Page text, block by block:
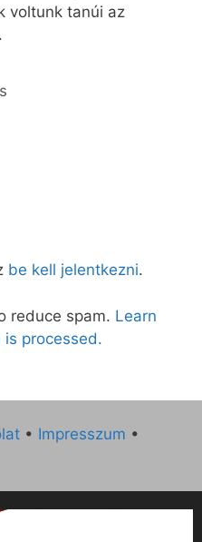
voltunk tanúi az
be kell jelentkezni.
reduce spam. Learn
processed.
• Impresszum •